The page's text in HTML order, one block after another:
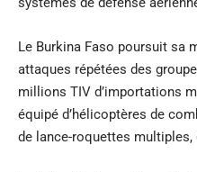
Le Burkina Faso poursuit sa
attaques répétées des
millions TIV d’importations
équipé d’hélicoptères de
de lance-roquettes